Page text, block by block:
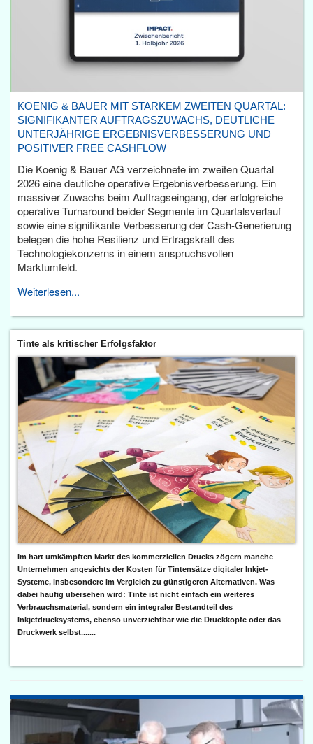
KOENIG & BAUER MIT STARKEM ZWEITEN QUARTAL:
SIGNIFIKANTER AUFTRAGSZUWACHS, DEUTLICHE
UNTERJÄHRIGE ERGEBNISVERBESSERUNG UND
POSITIVER FREE CASHFLOW
Die Koenig & Bauer AG verzeichnete im zweiten Quartal
2026 eine deutliche operative Ergebnisverbesserung. Ein
massiver Zuwachs beim Auftragseingang, der erfolgreiche
operative Turnaround beider Segmente im Quartalsverlauf
sowie eine signifikante Verbesserung der Cash-Generierung
belegen die hohe Resilienz und Ertragskraft des
Technologiekonzerns in einem anspruchsvollen
Marktumfeld.
Weiterlesen...
Tinte als kritischer Erfolgsfaktor
Im hart umkämpften Markt des kommerziellen Drucks zögern manche
Unternehmen angesichts der Kosten für Tintensätze digitaler Inkjet-
Systeme, insbesondere im Vergleich zu günstigeren Alternativen. Was
dabei häufig übersehen wird: Tinte ist nicht einfach ein weiteres
Verbrauchsmaterial, sondern ein integraler Bestandteil des
Inkjetdrucksystems, ebenso unverzichtbar wie die Druckköpfe oder das
Druckwerk selbst.......